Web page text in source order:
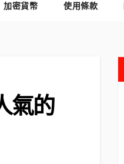
加密貨幣 使用條款
氣的